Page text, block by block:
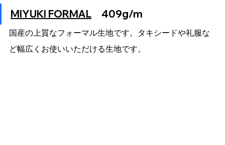
MIYUKI FORMAL 409g/m
国産の上質なフォーマル生地です。タキシードや礼服な
ど幅広くお使いいただける生地です。